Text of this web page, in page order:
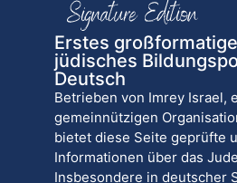
Erstes
jüdisches
Deutsch
Betrieben von Imrey Israel,
gemeinnützigen
bietet diese Seite geprüfte
Informationen über das
Insbesondere in deutscher